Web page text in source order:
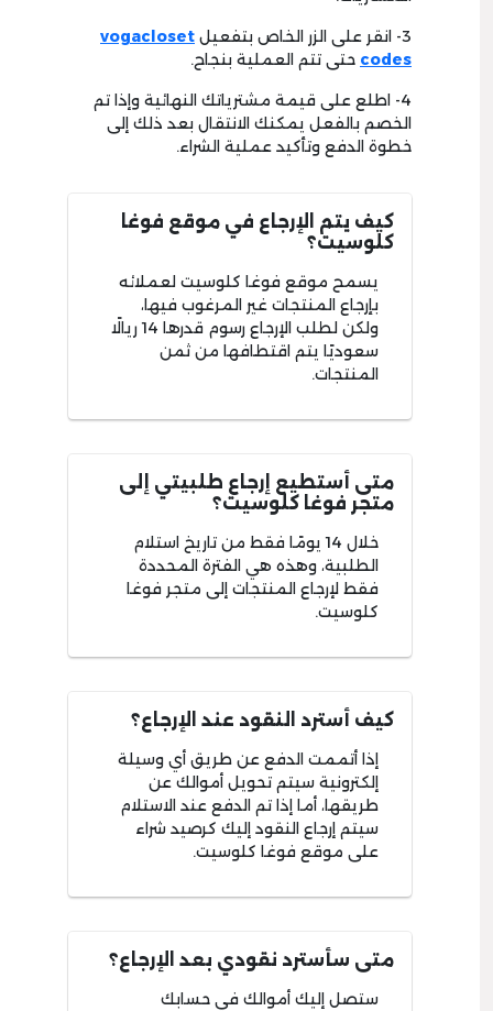
3- انقر على الزر الخاص بتفعيل
vogacloset
codes حتى تتم العملية بنجاح.
4- اطلع على قيمة مشترياتك النهائية وإذا تم
الخصم بالفعل يمكنك الانتقال بعد ذلك إلى
خطوة الدفع وتأكيد عملية الشراء.
كيف يتم الإرجاع في موقع فوغا
كلوسيت؟
يسمح موقع فوغا كلوسيت لعملائه
بإرجاع المنتجات غير المرغوب فيها،
ولكن لطلب الإرجاع رسوم قدرها 14 ريالًا
سعوديًا يتم اقتطافها من ثمن
المنتجات.
متى أستطيع إرجاع طلبيتي إلى
متجر فوغا كلوسيت؟
خلال 14 يومًا فقط من تاريخ استلام
الطلبية، وهذه هي الفترة المحددة
فقط لإرجاع المنتجات إلى متجر فوغا
كلوسيت.
كيف أسترد النقود عند الإرجاع؟
إذا أتممت الدفع عن طريق أي وسيلة
إلكترونية سيتم تحويل أموالك عن
طريقها، أما إذا تم الدفع عند الاستلام
سيتم إرجاع النقود إليك كرصيد شراء
على موقع فوغا كلوسيت.
متى سأسترد نقودي بعد الإرجاع؟
ستصل إليك أموالك في حسابك